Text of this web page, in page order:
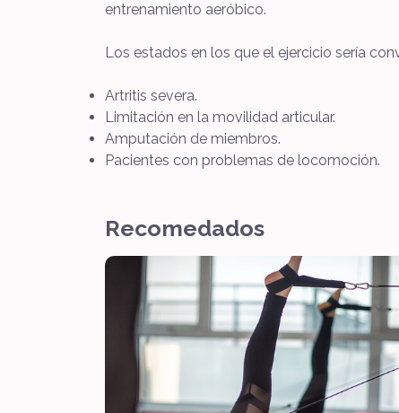
entrenamiento aeróbico.
Los estados en los que el ejercicio sería
Artritis severa.
Limitación en la movilidad articular.
Amputación de miembros.
Pacientes con problemas de locomoción.
Recomedados